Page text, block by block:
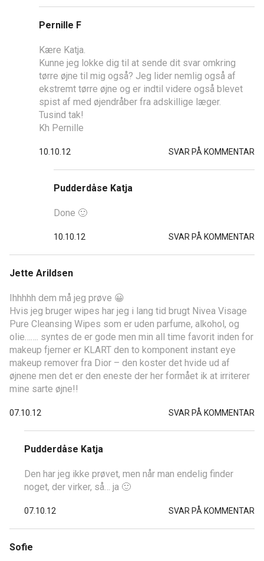
Pernille F
Kære Katja.
Kunne jeg lokke dig til at sende dit svar omkring
tørre øjne til mig også? Jeg lider nemlig også af
ekstremt tørre øjne og er indtil videre også blevet
spist af med øjendråber fra adskillige læger.
Tusind tak!
Kh Pernille
10.10.12 SVAR PÅ KOMMENTAR
Pudderdåse Katja
Done 🙂
10.10.12 SVAR PÅ KOMMENTAR
Jette Arildsen
Ihhhhh dem må jeg prøve 😀
Hvis jeg bruger wipes har jeg i lang tid brugt Nivea Visage
Pure Cleansing Wipes som er uden parfume, alkohol, og
olie……. syntes de er gode men min all time favorit inden for
makeup fjerner er KLART den to komponent instant eye
makeup remover fra Dior – den koster det hvide ud af
øjnene men det er den eneste der her formået ik at irriterer
mine sarte øjne!!
07.10.12 SVAR PÅ KOMMENTAR
Pudderdåse Katja
Den har jeg ikke prøvet, men når man endelig finder
noget, der virker, så… ja 🙂
07.10.12 SVAR PÅ KOMMENTAR
Sofie